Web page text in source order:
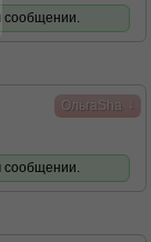
сообщении.
ОльгаSha
сообщении.